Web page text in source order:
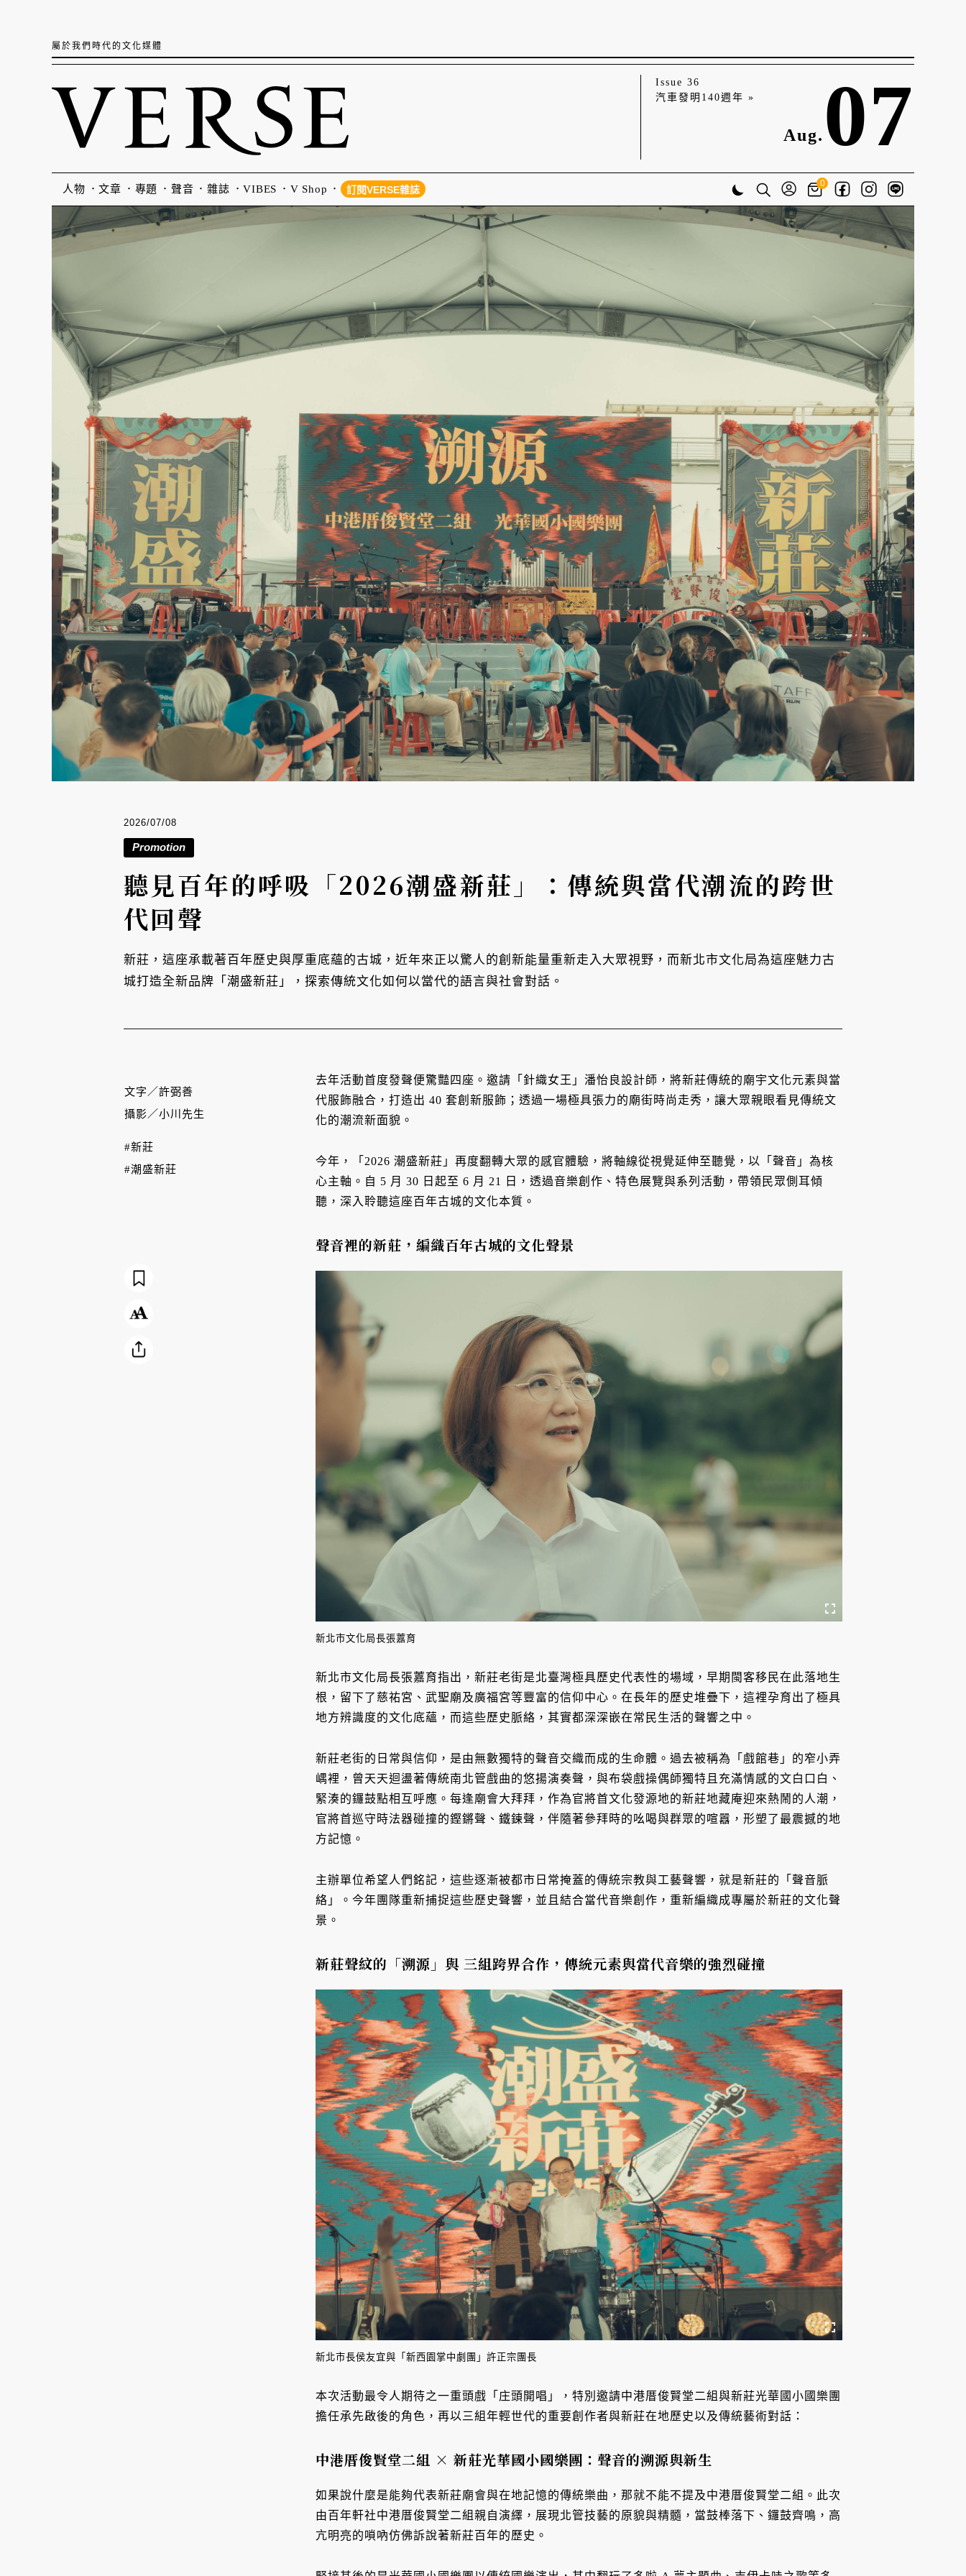
屬於我們時代的文化媒體
Issue 36
汽車發明140週年 »
Aug. 07
人物 文章 專題 聲音 雜誌 VIBES V Shop 訂閱VERSE雜誌
0
2026/07/08
Promotion
聽見百年的呼吸「2026潮盛新莊」：傳統與當代潮流的跨世
代回聲
新莊，這座承載著百年歷史與厚重底蘊的古城，近年來正以驚人的創新能量重新走入大眾視野，而新北市文化局為這座魅力古
城打造全新品牌「潮盛新莊」，探索傳統文化如何以當代的語言與社會對話。
去年活動首度發聲便驚豔四座。邀請「針織女王」潘怡良設計師，將新莊傳統的廟宇文化元素與當
代服飾融合，打造出 40 套創新服飾；透過一場極具張力的廟街時尚走秀，讓大眾親眼看見傳統文
化的潮流新面貌。
今年，「2026 潮盛新莊」再度翻轉大眾的感官體驗，將軸線從視覺延伸至聽覺，以「聲音」為核
心主軸。自 5 月 30 日起至 6 月 21 日，透過音樂創作、特色展覽與系列活動，帶領民眾側耳傾
聽，深入聆聽這座百年古城的文化本質。
聲音裡的新莊，編織百年古城的文化聲景
新北市文化局長張䕒育
新北市文化局長張䕒育指出，新莊老街是北臺灣極具歷史代表性的場域，早期閩客移民在此落地生
根，留下了慈祐宮、武聖廟及廣福宮等豐富的信仰中心。在長年的歷史堆疊下，這裡孕育出了極具
地方辨識度的文化底蘊，而這些歷史脈絡，其實都深深嵌在常民生活的聲響之中。
新莊老街的日常與信仰，是由無數獨特的聲音交織而成的生命體。過去被稱為「戲館巷」的窄小弄
嵎裡，曾天天迴盪著傳統南北管戲曲的悠揚演奏聲，與布袋戲操偶師獨特且充滿情感的文白口白、
緊湊的鑼鼓點相互呼應。每逢廟會大拜拜，作為官將首文化發源地的新莊地藏庵迎來熱鬧的人潮，
官將首巡守時法器碰撞的鏗鏘聲、鐵鍊聲，伴隨著參拜時的吆喝與群眾的喧囂，形塑了最震撼的地
方記憶。
主辦單位希望人們銘記，這些逐漸被都市日常掩蓋的傳統宗教與工藝聲響，就是新莊的「聲音脈
絡」。今年團隊重新捕捉這些歷史聲響，並且結合當代音樂創作，重新編織成專屬於新莊的文化聲
景。
新莊聲紋的「溯源」與 三組跨界合作，傳統元素與當代音樂的強烈碰撞
新北市長侯友宜與「新西園掌中劇團」許正宗團長
本次活動最令人期待之一重頭戲「庄頭開唱」，特別邀請中港厝俊賢堂二組與新莊光華國小國樂團
擔任承先啟後的角色，再以三組年輕世代的重要創作者與新莊在地歷史以及傳統藝術對話：
中港厝俊賢堂二組 × 新莊光華國小國樂團：聲音的溯源與新生
如果說什麼是能夠代表新莊廟會與在地記憶的傳統樂曲，那就不能不提及中港厝俊賢堂二組。此次
由百年軒社中港厝俊賢堂二組親自演繹，展現北管技藝的原貌與精髓，當鼓棒落下、鑼鼓齊鳴，高
亢明亮的嗩吶仿佛訴說著新莊百年的歷史。
文字／許弼善
攝影／小川先生
#新莊
#潮盛新莊